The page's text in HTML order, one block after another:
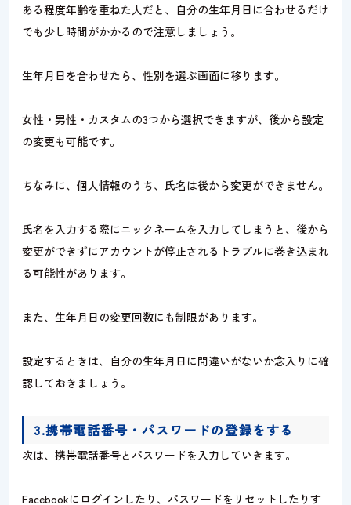
ある程度年齢を重ねた人だと、自分の生年月日に合わせるだけ
でも少し時間がかかるので注意しましょう。
生年月日を合わせたら、性別を選ぶ画面に移ります。
女性・男性・カスタムの3つから選択できますが、後から設定
の変更も可能です。
ちなみに、個人情報のうち、氏名は後から変更ができません。
氏名を入力する際にニックネームを入力してしまうと、後から
変更ができずにアカウントが停止されるトラブルに巻き込まれ
る可能性があります。
また、生年月日の変更回数にも制限があります。
設定するときは、自分の生年月日に間違いがないか念入りに確
認しておきましょう。
3.携帯電話番号・パスワードの登録をする
次は、携帯電話番号とパスワードを入力していきます。
Facebookにログインしたり、パスワードをリセットしたりす